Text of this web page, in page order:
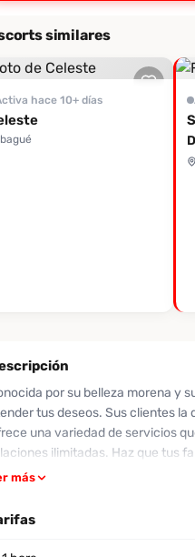
similares
hace 10+ días
por su belleza morena y
tus deseos. Sus clientes
una variedad de servicios
ilimitadas. Haz que tus
siempre con el uso de
cuenta con servicios
que siempre has
más